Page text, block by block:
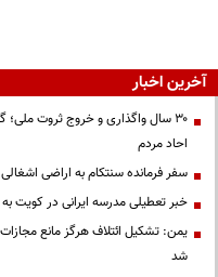
آخرین اخبار
۳۰ سال واگذاری و خروج ثروت
احاد مردم
سفر فرمانده سنتکام به اراضی اشغالی
خبر تعطیلی مدرسه ایرانی در کویت
یمن: تشکیل ائتلاف هرگز مانع
شد